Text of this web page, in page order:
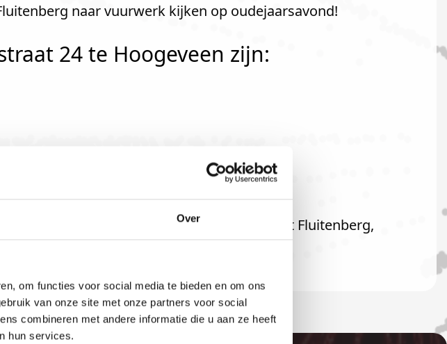
Over
om functies voor social media te bieden en om ons
van onze site met onze partners voor social
combineren met andere informatie die u aan ze heeft
hun services.
naar vuurwerk kijken op oudejaarsavond!
24 te Hoogeveen zijn:
U bent uiteraard ook welkom als u uit Fluitenberg,